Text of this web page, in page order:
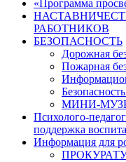
«Программа
РАБОТНИКОВ
БЕЗОПАСНОСТЬ
Дорожная
Пожарная
МИНИ-
Психолого-
поддержка
Информация для